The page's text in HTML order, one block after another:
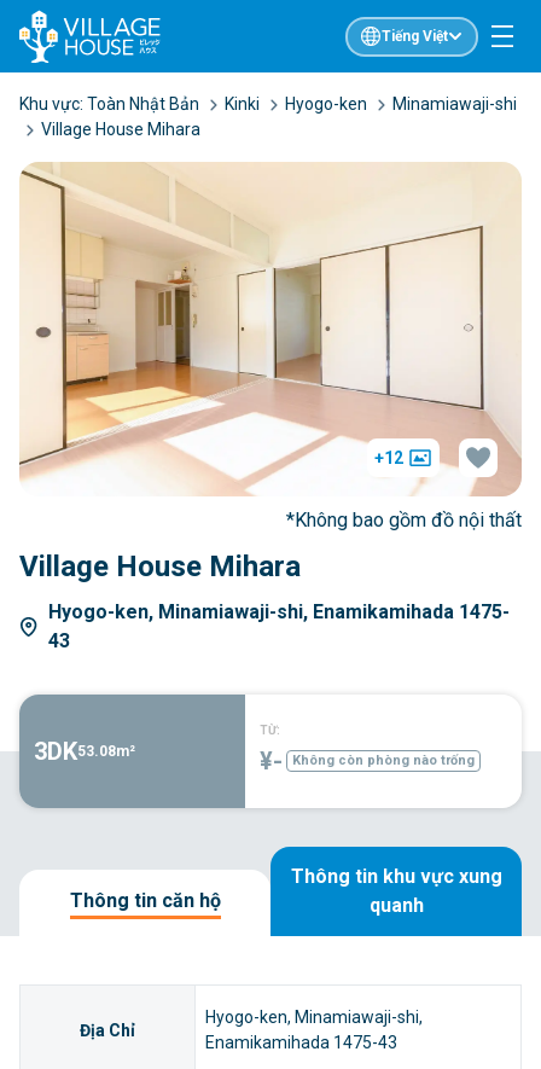
Tiếng Việt
Khu vực: Toàn Nhật Bản Kinki Hyogo-ken
Minamiawaji-shi
Village House Mihara
Village House Mihara
Hyogo-ken, Minamiawaji-shi, Enamikamihada 1475-
43
+12
*Không bao gồm đồ nội thất
3DK53.08m²
TỪ:
¥- Không còn phòng nào trống
Thông tin căn hộ
Thông tin khu vực xung
quanh
Địa Chỉ
Hyogo-ken, Minamiawaji-shi,
Enamikamihada 1475-43